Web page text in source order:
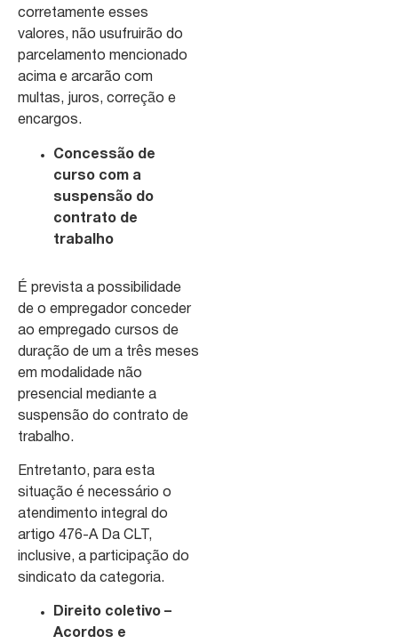
corretamente esses
valores, não usufruirão do
parcelamento mencionado
acima e arcarão com
multas, juros, correção e
encargos.
Concessão de
curso com a
suspensão do
contrato de
trabalho
É prevista a possibilidade
de o empregador conceder
ao empregado cursos de
duração de um a três meses
em modalidade não
presencial mediante a
suspensão do contrato de
trabalho.
Entretanto, para esta
situação é necessário o
atendimento integral do
artigo 476-A Da CLT,
inclusive, a participação do
sindicato da categoria.
Direito coletivo –
Acordos e